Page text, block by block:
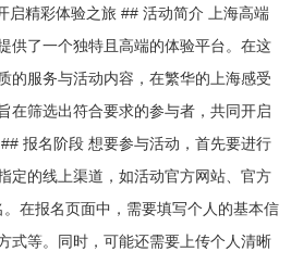
启精彩体验之旅 ## 活动简介 上海高端
供了一个独特且高端的体验平台。在这
的服务与活动内容，在繁华的上海感受
在筛选出符合要求的参与者，共同开启
报名阶段 想要参与活动，首先要进行
定的线上渠道，如活动官方网站、官方
在报名页面中，需要填写个人的基本信
式等。同时，可能还需要上传个人清晰